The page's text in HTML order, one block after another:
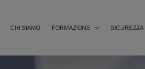
CHI SIAMO FORMAZIONE SICUREZZA